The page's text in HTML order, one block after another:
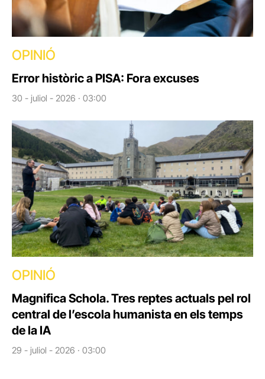
OPINIÓ
Error històric a PISA: Fora excuses
30 - juliol - 2026 · 03:00
OPINIÓ
Magnifica Schola. Tres reptes actuals pel rol
central de l’escola humanista en els temps
de la IA
29 - juliol - 2026 · 03:00